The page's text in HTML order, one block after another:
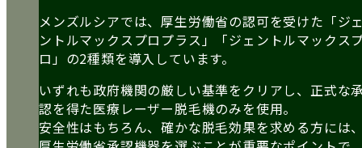
メンズルシアでは、厚生労働省の認可を受けた「ジ
ントルマックスプロプラス」「ジェントルマックス
ロ」の2種類を導入しています。
いずれも政府機関の厳しい基準をクリアし、正式な
認を得た医療レーザー脱毛機のみを使用。
安全性はもちろん、確かな脱毛効果を求める方には